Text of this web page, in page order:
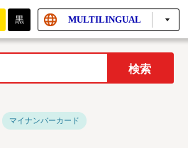
黒 MULTILINGUAL
マイナンバーカード